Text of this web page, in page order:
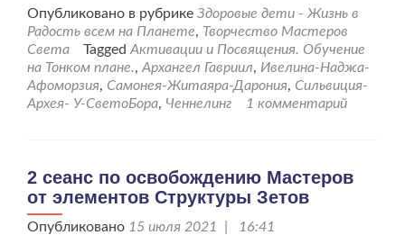
со-
настройка
на
выравнивание
полей
от
03.08.21г.
Опубликовано в рубрике Здоровые дети - Жизнь в
Радость всем на Планете, Творчество Мастеров
Света
Tagged Активации и Посвящения. Обучение
на Тонком плане., Архангел Гавриил, Ивелина-Наджа-
Афоморзия, Самонея-Житаяра-Дарония, Сильвиция-
Архея- У-СветоБора, Ченнелинг 1 комментарий
2 сеанс по освобождению Мастеров
от элементов Структуры Зетов
Опубликовано 15 июля 2021 | 16:41